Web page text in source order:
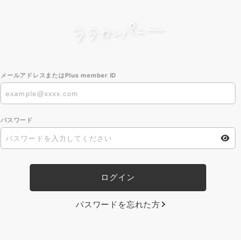
メールアドレスまたはPlus member ID
パスワード
パスワードを忘れた方